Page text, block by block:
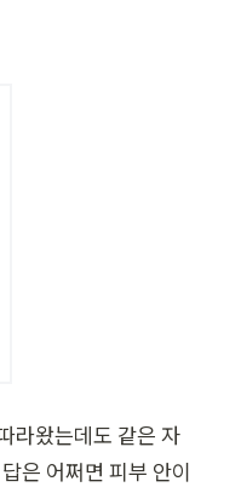
라왔는데도 같은 자
은 어쩌면 피부 안이